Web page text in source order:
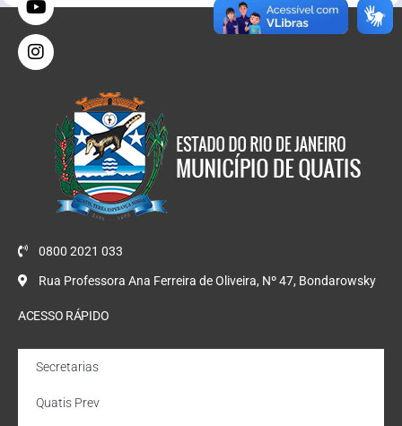
0800 2021 033
Rua Professora Ana Ferreira de Oliveira, Nº 47, Bondarowsky
ACESSO RÁPIDO
Secretarias
Quatis Prev